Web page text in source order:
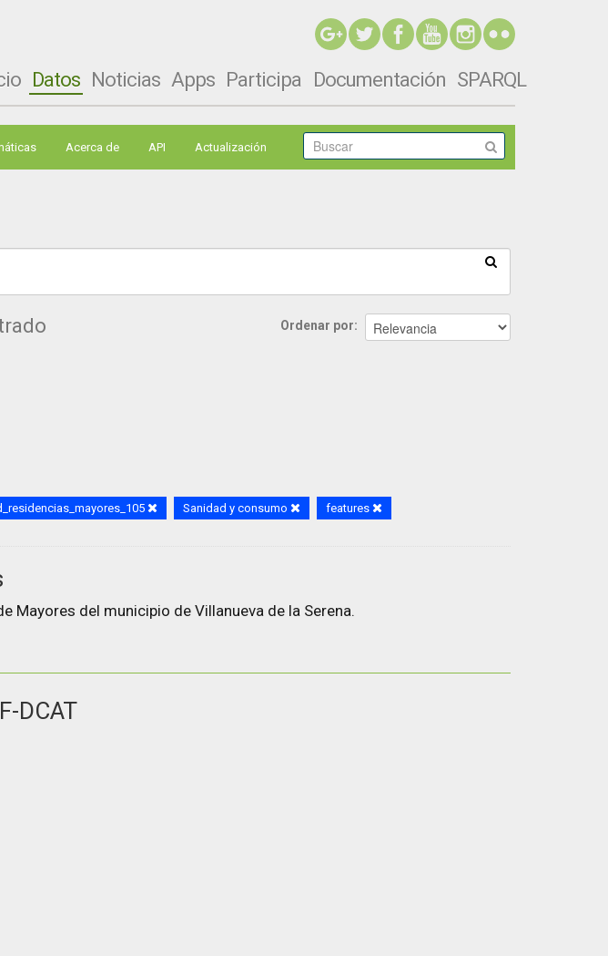
Datos Noticias Apps Participa Documentación SPARQL
Acerca de API Actualización
Ordenar por
Sanidad y consumo features
Mayores del municipio de Villanueva de la Serena.
DCAT